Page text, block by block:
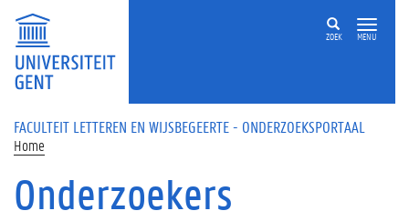
Overslaan en naar de inhoud gaan
ZOEK MENU
FACULTEIT LETTEREN EN WIJSBEGEERTE - ONDERZOEKSPORTAAL
Home
Onderzoekers